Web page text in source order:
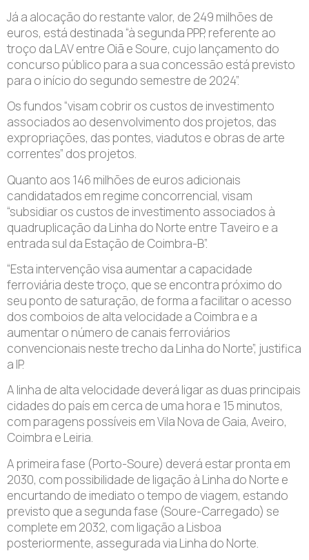
Já a alocação do restante valor, de 249 milhões de
euros, está destinada “à segunda PPP, referente ao
troço da LAV entre Oiã e Soure, cujo lançamento do
concurso público para a sua concessão está previsto
para o início do segundo semestre de 2024”.
Os fundos “visam cobrir os custos de investimento
associados ao desenvolvimento dos projetos, das
expropriações, das pontes, viadutos e obras de arte
correntes” dos projetos.
Quanto aos 146 milhões de euros adicionais
candidatados em regime concorrencial, visam
“subsidiar os custos de investimento associados à
quadruplicação da Linha do Norte entre Taveiro e a
entrada sul da Estação de Coimbra-B”.
“Esta intervenção visa aumentar a capacidade
ferroviária deste troço, que se encontra próximo do
seu ponto de saturação, de forma a facilitar o acesso
dos comboios de alta velocidade a Coimbra e a
aumentar o número de canais ferroviários
convencionais neste trecho da Linha do Norte”, justifica
a IP.
A linha de alta velocidade deverá ligar as duas principais
cidades do país em cerca de uma hora e 15 minutos,
com paragens possíveis em Vila Nova de Gaia, Aveiro,
Coimbra e Leiria.
A primeira fase (Porto-Soure) deverá estar pronta em
2030, com possibilidade de ligação à Linha do Norte e
encurtando de imediato o tempo de viagem, estando
previsto que a segunda fase (Soure-Carregado) se
complete em 2032, com ligação a Lisboa
posteriormente, assegurada via Linha do Norte.